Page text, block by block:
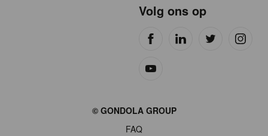
Volg ons op
© GONDOLA GROUP
FAQ